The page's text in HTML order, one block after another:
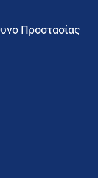
Προστασίας